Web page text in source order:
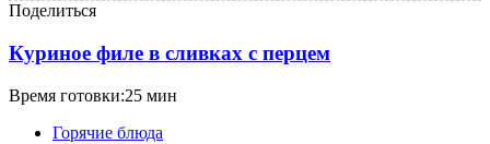
Поделиться
Куриное филе в сливках с перцем
Время готовки:25 мин
Горячие блюда